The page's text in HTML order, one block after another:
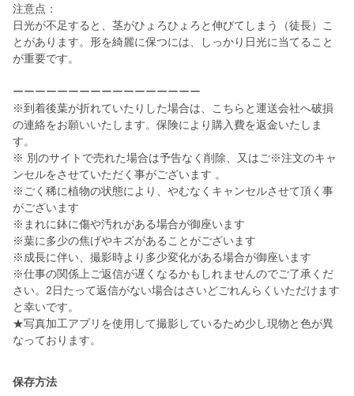
注意点：
日光が不足すると、茎がひょろひょろと伸びてしまう（徒長）こ
とがあります。形を綺麗に保つには、しっかり日光に当てること
が重要です。
ーーーーーーーーーーーーーーーーー
※到着後葉が折れていたりした場合は、こちらと運送会社へ破損
の連絡をお願いいたします。保険により購入費を返金いたしま
す。
※ 別のサイトで売れた場合は予告なく削除、又はご※注文のキャ
ンセルをさせていただく事がございます 。
※ごく稀に植物の状態により、やむなくキャンセルさせて頂く事
がございます
※まれに鉢に傷や汚れがある場合が御座います
※葉に多少の焦げやキズがあることがございます
※成長に伴い、撮影時より多少変化がある場合が御座います
※仕事の関係上ご返信が遅くなるかもしれませんのでご了承くだ
さい。2日たって返信がない場合はさいどごれんらくいただけます
と幸いです。
★写真加工アプリを使用して撮影しているため少し現物と色が異
なっております。
保存方法